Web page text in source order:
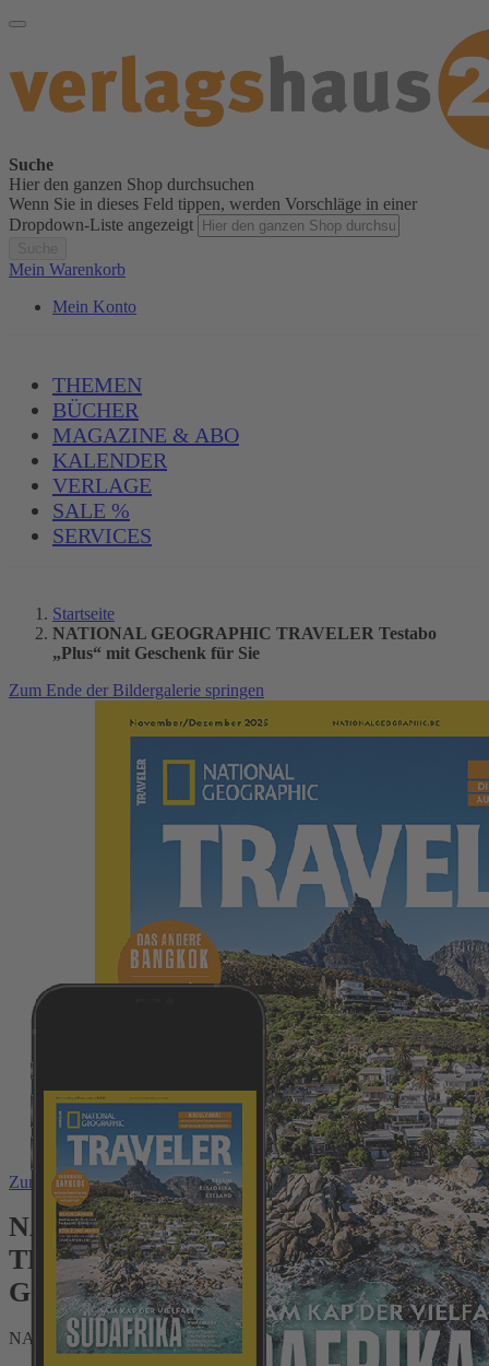
Suche
Hier den ganzen Shop durchsuchen
Wenn Sie in dieses Feld tippen, werden Vorschläge in einer
Dropdown-Liste angezeigt
Mein Warenkorb
Mein Konto
THEMEN
BÜCHER
MAGAZINE & ABO
KALENDER
VERLAGE
SALE %
SERVICES
Startseite
NATIONAL GEOGRAPHIC TRAVELER Testabo
„Plus“ mit Geschenk für Sie
Zum Ende der Bildergalerie springen
Zum Anfang der Bildergalerie springen
NATIONAL GEOGRAPHIC
TRAVELER Testabo „Plus“ mit
Geschenk für Sie
NATIONAL GEOGRAPHIC TRAVELER